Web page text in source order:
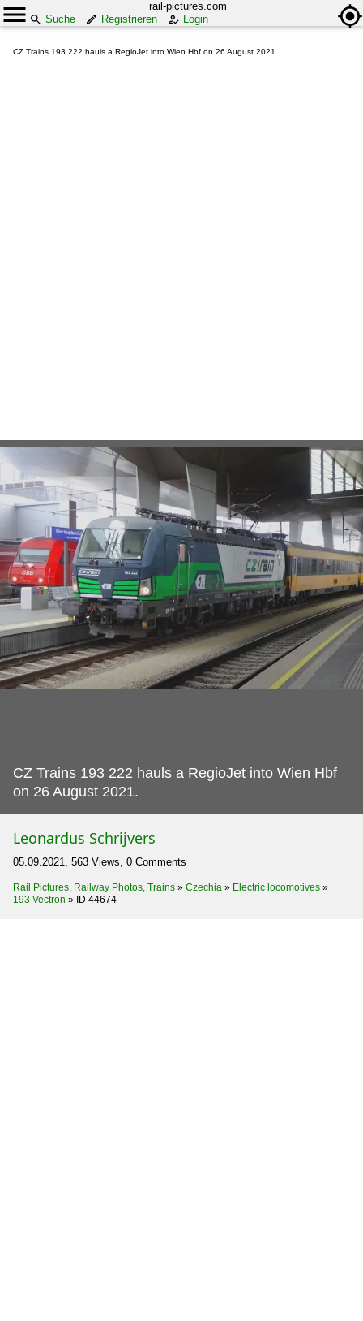
rail-pictures.com
Suche
Registrieren Login
CZ Trains 193 222 hauls a RegioJet into Wien Hbf on 26 August 2021.
CZ Trains 193 222 hauls a RegioJet into Wien Hbf
on 26 August 2021.
Leonardus Schrijvers
05.09.2021, 563 Views, 0 Comments
Rail Pictures, Railway Photos, Trains » Czechia » Electric locomotives »
193 Vectron » ID 44674